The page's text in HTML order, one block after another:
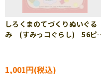
しろくまのてづくりぬいぐる
み (すみっコぐらし) 56ピ
1,001円